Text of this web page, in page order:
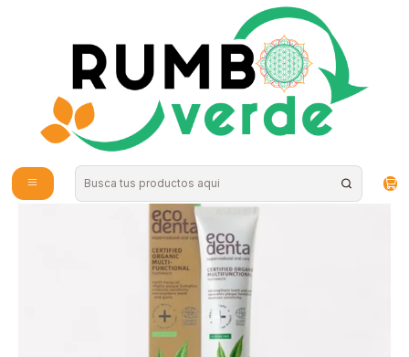
Envío gratis por compras sobre los 59.990 en la provincia de Santiago
Personal Hygiene
Ecodenta - Pasta dental con cañamo 75ml